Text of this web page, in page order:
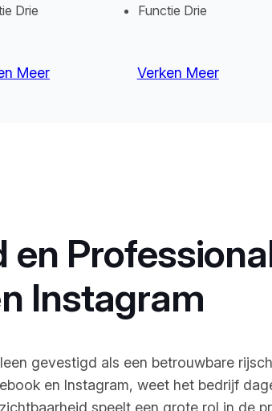
Drie
Meer
Functie Drie
Verken Meer
en
Instagram
gevestigd als een betrouwbare
en Instagram, weet het bedrijf
speelt een grote rol in de